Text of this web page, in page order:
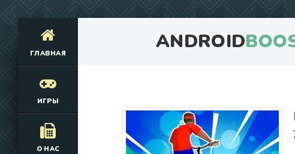
ANDROID
ГЛАВНАЯ
ИГРЫ
О НАС